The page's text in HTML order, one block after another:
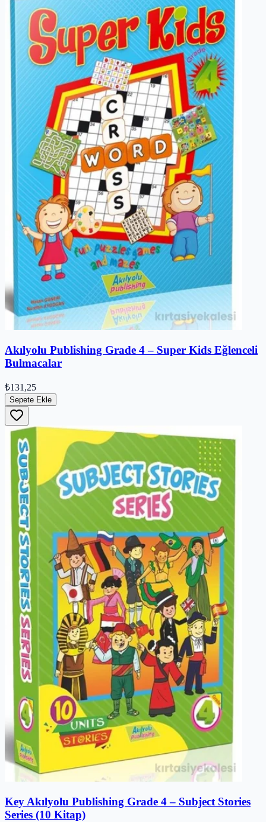
Akılyolu Publishing Grade 4 – Super Kids Eğlenceli
Bulmacalar
₺131,25
Sepete Ekle
Key Akılyolu Publishing Grade 4 – Subject Stories
Series (10 Kitap)